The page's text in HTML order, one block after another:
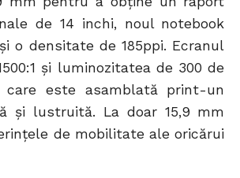
de 14 inchi, noul notebook
o densitate de 185ppi. Ecranul
și luminozitatea de 300 de
care este asamblată print-un
și lustruită. La doar 15,9 mm
de mobilitate ale oricărui